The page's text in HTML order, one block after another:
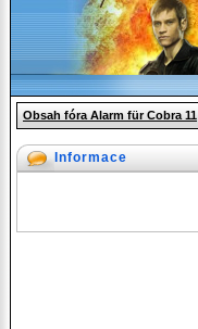
Obsah fóra Alarm für Cobra 11
Informace